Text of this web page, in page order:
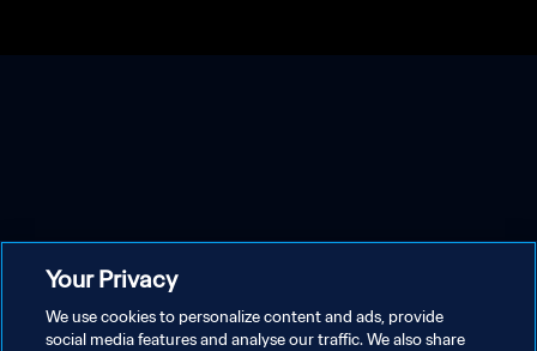
Your Privacy
We use cookies to personalize content and ads, provide
social media features and analyse our traffic. We also share